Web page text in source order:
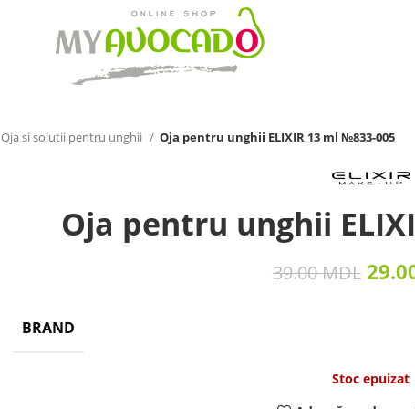
Oja si solutii pentru unghii Oja pentru unghii ELIXIR 13 ml №833-005
Oja pentru unghii
39.00MDL
BRAND
Stoc epuizat